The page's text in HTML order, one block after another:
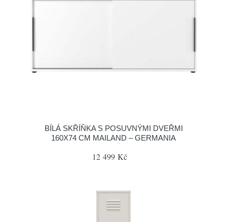
BÍLÁ SKŘÍŇKA S POSUVNÝMI DVEŘMI
160X74 CM MAILAND – GERMANIA
12 499 Kč